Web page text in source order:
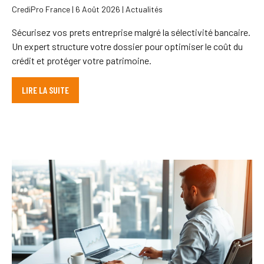
CrediPro France | 6 Août 2026 | Actualités
Sécurisez vos prets entreprise malgré la sélectivité bancaire.
Un expert structure votre dossier pour optimiser le coût du
crédit et protéger votre patrimoine.
LIRE LA SUITE